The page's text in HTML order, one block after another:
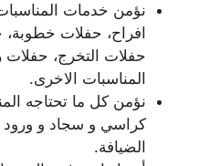
نؤمن خدمات
افراح، حفلات خطوبة،
حفلات التخرج،
المناسبات الاخرى.
نؤمن كل ما تحتاجه
كراسي و سجاد و ورود
الضيافة.